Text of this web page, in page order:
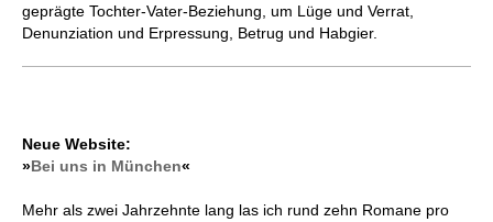
geprägte Tochter-Vater-Beziehung, um Lüge und Verrat,
Denunziation und Erpressung, Betrug und Habgier.
Neue Website:
»Bei uns in München«
Mehr als zwei Jahrzehnte lang las ich rund zehn Romane pro